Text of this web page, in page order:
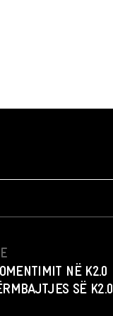
NË K2.0
SË K2.0